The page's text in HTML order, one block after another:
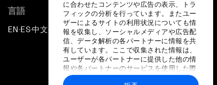
に合わせたコンテンツや広告の表示、トラ
フィックの分析を行っています。またユー
ザーによるサイトの利用状況についても情
報を収集し、ソーシャルメディアや広告配
信、データ解析の各パートナーに情報を共
有しています。ここで収集された情報は、
ユーザーが各パートナーに提供した他の情
報や各パートナーのサービスを使用した際
に収集された情報と組み合わされ、各パー
言語
EN ▪ES▪中文▪ 日本語